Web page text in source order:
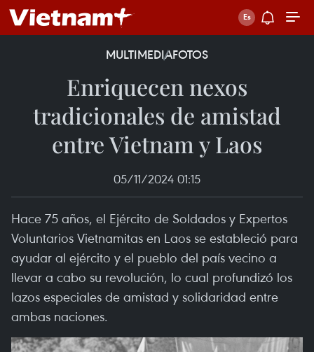
MULTIMEDIAFOTOS
Enriquecen nexos
tradicionales de amistad
entre Vietnam y Laos
05/11/2024 01:15
Hace 75 años, el Ejército de Soldados y Expertos
Voluntarios Vietnamitas en Laos se estableció para
ayudar al ejército y el pueblo del país vecino a
llevar a cabo su revolución, lo cual profundizó los
lazos especiales de amistad y solidaridad entre
ambas naciones.